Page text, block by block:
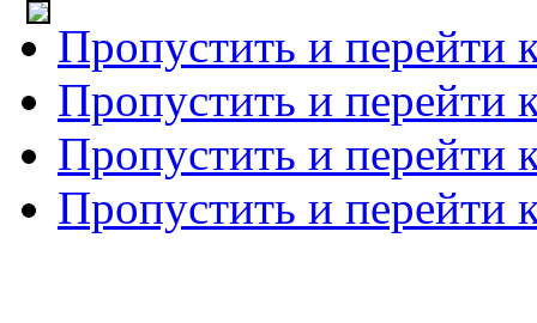
Пропустить и перейти
Пропустить и перейти
Пропустить и перейти
Пропустить и перейти